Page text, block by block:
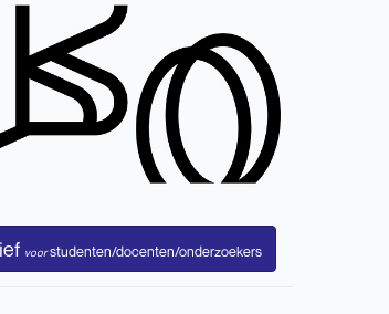
voorstudenten/docenten/onderzoekers